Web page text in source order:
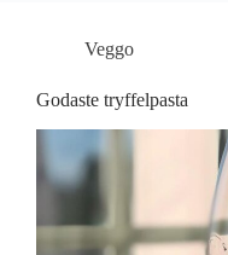
Veggo
Godaste tryffelpasta